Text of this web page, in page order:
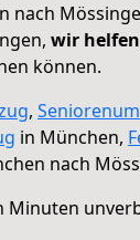
nach
wir helfen
können.
,
in München,
nach
Minuten